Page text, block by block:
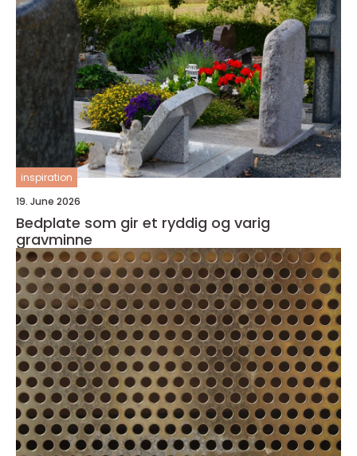
inspiration
19. June 2026
Bedplate som gir et ryddig og varig
gravminne